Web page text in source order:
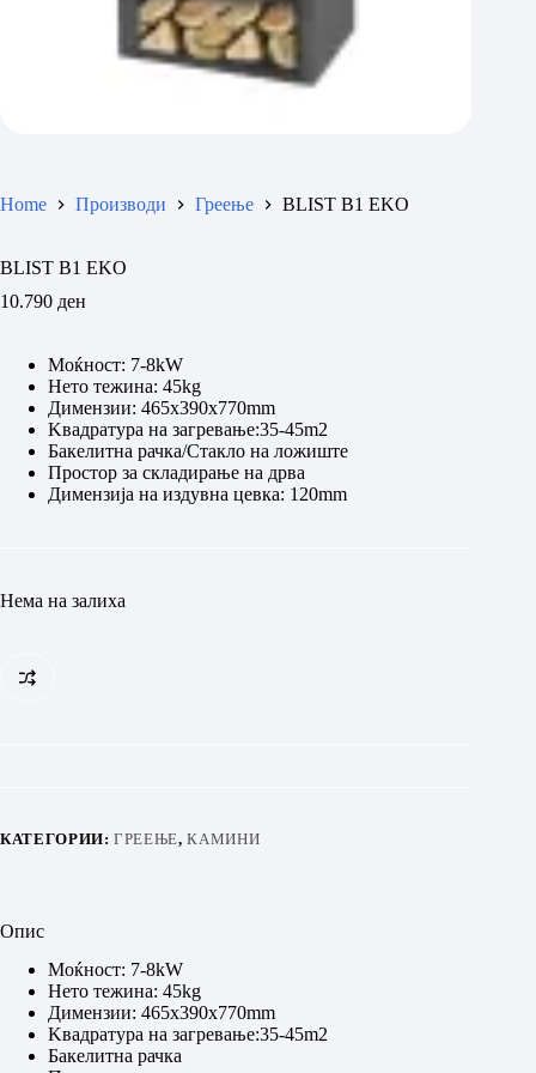
Home Производи Греење BLIST B1 EKO
BLIST B1 EKO
10.790 ден
Моќност: 7-8kW
Нето тежина: 45kg
Димензии: 465x390x770mm
Kвадратура на загревање:35-45m2
Бакелитна рачка/Стакло на ложиште
Простор за складирање на дрва
Димензија на издувна цевка: 120mm
Нема на залиха
КАТЕГОРИИ:ГРЕЕЊЕ,КАМИНИ
Опис
Моќност: 7-8kW
Нето тежина: 45kg
Димензии: 465x390x770mm
Kвадратура на загревање:35-45m2
Бакелитна рачка